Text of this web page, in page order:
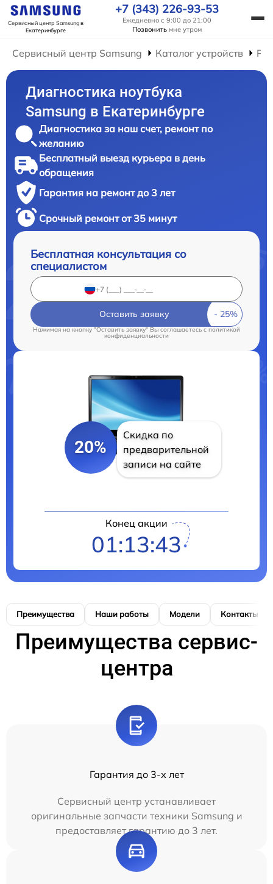
Сервисный центр Samsungв
Екатеринбурге
+7 (343) 226-93-53
Ежедневно с 9:00 до 21:00
Позвонить мне утром
Сервисный центр Samsung Каталог устройств
Диагностика ноутбука
Samsung в Екатеринбурге
Диагностика за наш счет, ремонт по
желанию
Бесплатный выезд курьера в день
обращения
Гарантия на ремонт до 3 лет
Срочный ремонт от 35 минут
Бесплатная консультация со
специалистом
Оставить заявку
Нажимая на кнопку "Оставить заявку" Вы соглашаетесь c политикой
конфиденциальности
20%
Скидка по
предварительной
записи на сайте
Конец акции
01:13:42
Преимущества Наши работы Модели Контакты
Преимущества сервис-
центра
Гарантия до 3-х лет
Сервисный центр устанавливает
оригинальные запчасти техники Samsung и
предоставляет гарантию до 3 лет.